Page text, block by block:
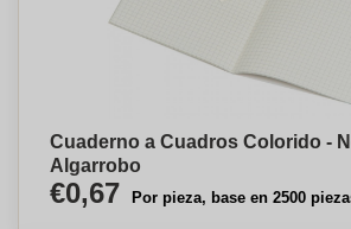
Cuaderno a Cuadros Colorido -
Algarrobo
€0,67 Por pieza, base en 2500